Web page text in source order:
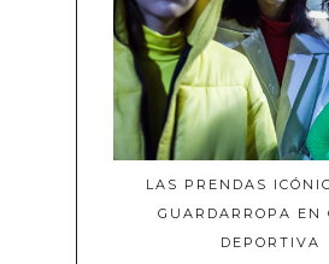
LAS PRENDAS
GUARDARROPA EN
DEPORTIVA